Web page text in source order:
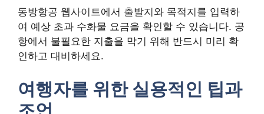
동방항공 웹사이트에서 출발지와 목적지를 입력하
여 예상 초과 수화물 요금을 확인할 수 있습니다. 공
항에서 불필요한 지출을 막기 위해 반드시 미리 확
인하고 대비하세요.
여행자를 위한 실용적인 팁과